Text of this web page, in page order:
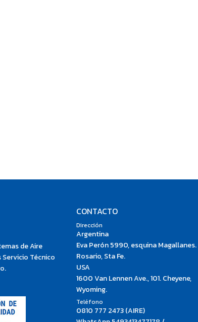
de Aire
Técnico
CONTACTO
Dirección
Argentina
Eva Perón 5990, esquina Magallanes.
Rosario, Sta Fe.
USA
1600 Van Lennen Ave., 101. Cheyene,
Wyoming.
Teléfono
0810 777 2473 (AIRE)